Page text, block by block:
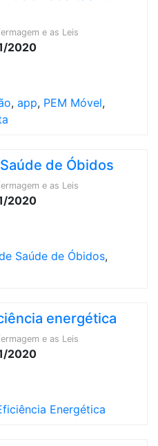
e as Leis
2020
, app, PEM Móvel,
de Óbidos
e as Leis
2020
Saúde de Óbidos,
energética
e as Leis
2020
Energética